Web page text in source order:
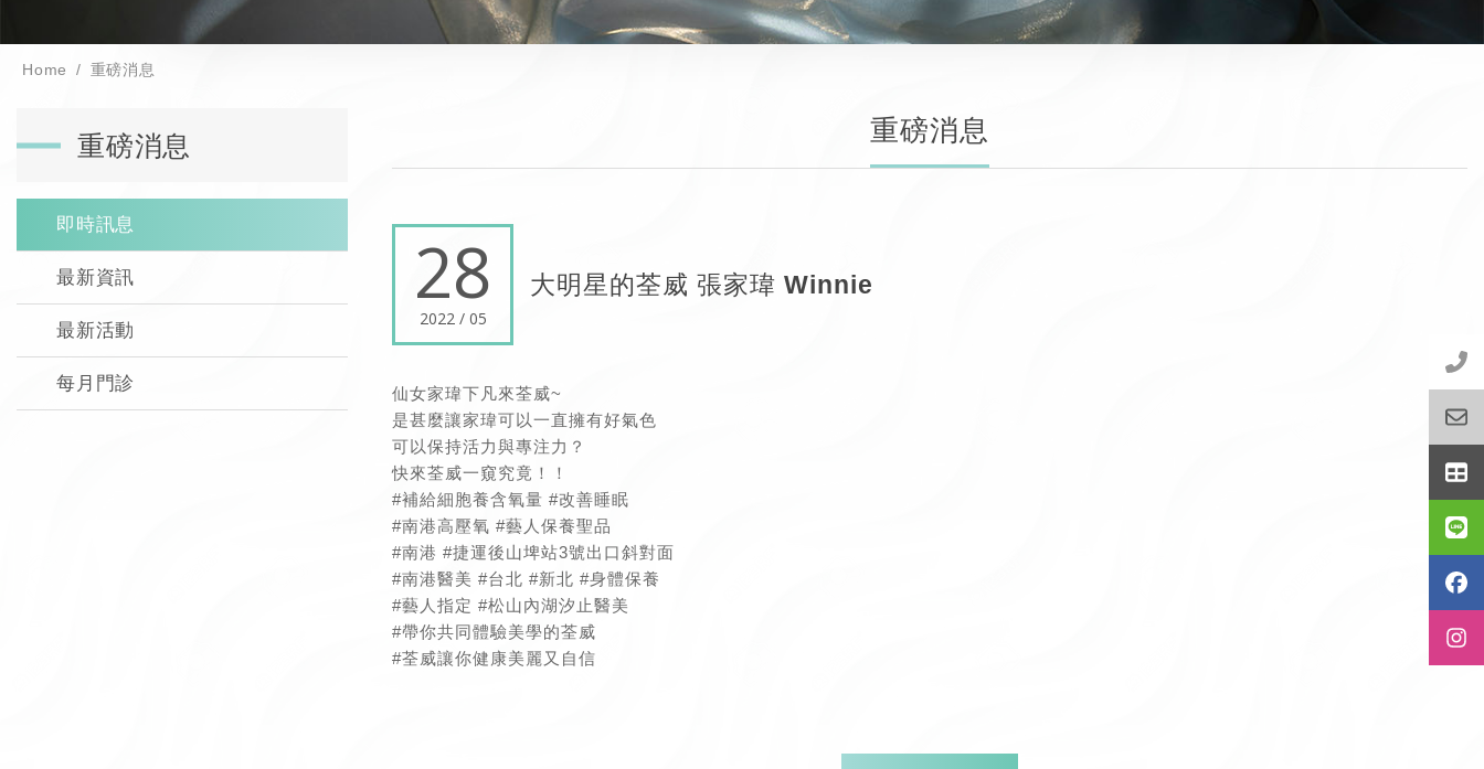
Home 重磅消息
重磅消息
即時訊息
最新資訊
最新活動
每月門診
重磅消息
28
2022 / 05
大明星的荃威 張家瑋 Winnie
仙女家瑋下凡來荃威~
是甚麼讓家瑋可以一直擁有好氣色
可以保持活力與專注力？
快來荃威一窺究竟！！
#補給細胞養含氧量 #改善睡眠
#南港高壓氧 #藝人保養聖品
#南港 #捷運後山埤站3號出口斜對面
#南港醫美 #台北 #新北 #身體保養
#藝人指定 #松山內湖汐止醫美
#帶你共同體驗美學的荃威
#荃威讓你健康美麗又自信